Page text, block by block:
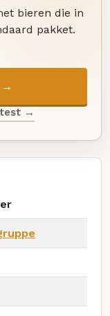
bieren die in
pakket.
→
→